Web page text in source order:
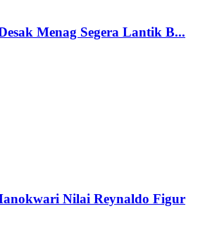
Menag Segera Lantik B...
Nilai Reynaldo Figur